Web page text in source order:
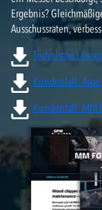
Ergebnis?
Ausschussraten,
Technische
Kundenfall: Aspa
Kundenfall: MM